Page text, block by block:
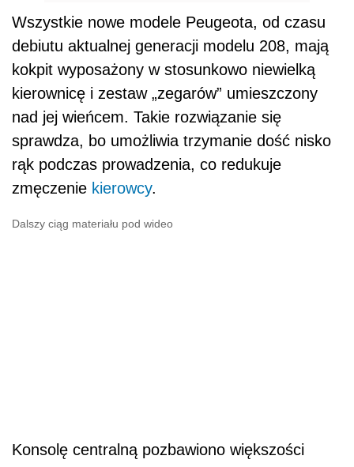
Wszystkie nowe modele Peugeota, od czasu
debiutu aktualnej generacji modelu 208, mają
kokpit wyposażony w stosunkowo niewielką
kierownicę i zestaw „zegarów” umieszczony
nad jej wieńcem. Takie rozwiązanie się
sprawdza, bo umożliwia trzymanie dość nisko
rąk podczas prowadzenia, co redukuje
zmęczenie kierowcy.
Dalszy ciąg materiału pod wideo
Konsolę centralną pozbawiono większości